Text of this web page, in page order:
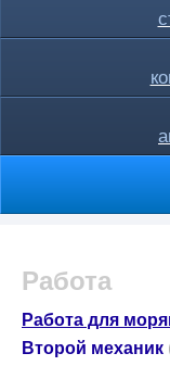
Работа
Работа для
Второй механик